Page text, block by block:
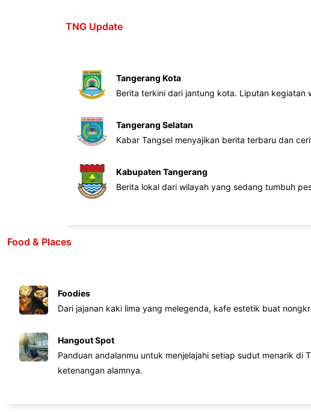
TNG Update
Tangerang Kota
Berita terkini dari jantung kota. Liputan
Tangerang Selatan
Kabar Tangsel menyajikan berita terbaru dan
Kabupaten Tangerang
Berita lokal dari wilayah yang sedang tumbuh
Food & Places
Foodies
Dari jajanan kaki lima yang melegenda, kafe estetik buat
Hangout Spot
Panduan andalanmu untuk menjelajahi setiap sudut menarik di
ketenangan alamnya.